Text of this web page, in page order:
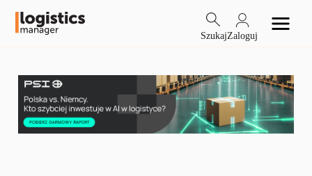
SzukajZaloguj